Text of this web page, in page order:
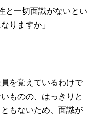
と一切面識がないとい
りますか」
を覚えているわけで
ものの、はっきりと
もないため、面識が